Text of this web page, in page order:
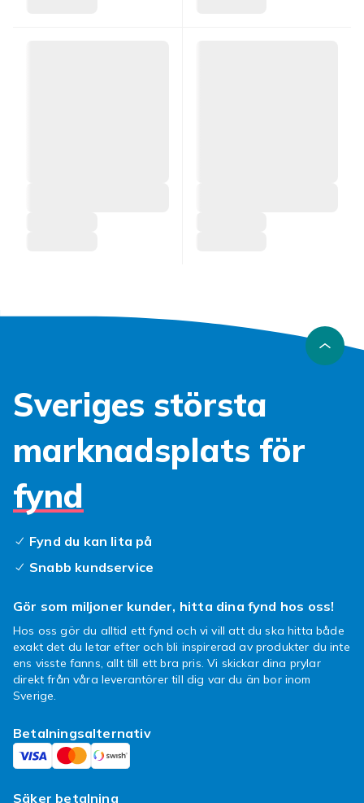
Sveriges största
marknadsplats för
fynd
Fynd du kan lita på
Snabb kundservice
Gör som miljoner kunder, hitta dina fynd hos oss!
Hos oss gör du alltid ett fynd och vi vill att du ska hitta både
exakt det du letar efter och bli inspirerad av produkter du inte
ens visste fanns, allt till ett bra pris. Vi skickar dina prylar
direkt från våra leverantörer till dig var du än bor inom
Sverige.
Betalningsalternativ
Säker betalning